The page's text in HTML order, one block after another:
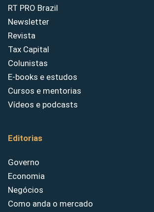
RT PRO Brazil
Newsletter
Revista
Tax Capital
Colunistas
E-books e estudos
Cursos e mentorias
Vídeos e podcasts
Editorias
Governo
Economia
Negócios
Como anda o mercado